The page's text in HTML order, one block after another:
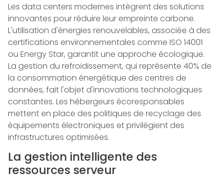
Les data centers modernes intègrent des solutions
innovantes pour réduire leur empreinte carbone.
L'utilisation d'énergies renouvelables, associée à des
certifications environnementales comme ISO 14001
ou Energy Star, garantit une approche écologique.
La gestion du refroidissement, qui représente 40% de
la consommation énergétique des centres de
données, fait l'objet d'innovations technologiques
constantes. Les hébergeurs écoresponsables
mettent en place des politiques de recyclage des
équipements électroniques et privilégient des
infrastructures optimisées.
La gestion intelligente des
ressources serveur